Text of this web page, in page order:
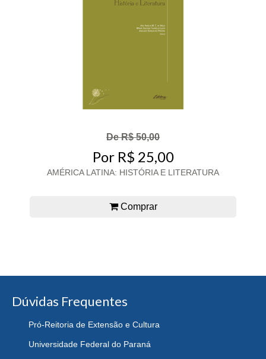
De R$ 50,00
Por R$ 25,00
AMÉRICA LATINA: HISTÓRIA E LITERATURA
Comprar
Dúvidas Frequentes
Pró-Reitoria de Extensão e Cultura
Universidade Federal do Paraná